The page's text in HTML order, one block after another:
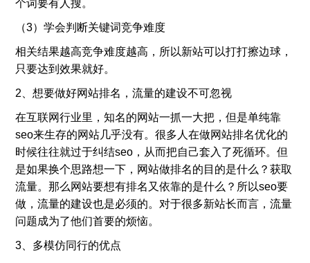
个词要有人搜。
（3）学会判断关键词竞争难度
相关结果越高竞争难度越高，所以新站可以打打擦边球，
只要达到效果就好。
2、想要做好网站排名，流量的建设不可忽视
在互联网行业里，知名的网站一抓一大把，但是单纯靠
seo来生存的网站几乎没有。很多人在做网站排名优化的
时候往往就过于纠结seo，从而把自己套入了死循环。但
是如果换个思路想一下，网站做排名的目的是什么？获取
流量。那么网站要想有排名又依靠的是什么？所以seo要
做，流量的建设也是必须的。对于很多新站长而言，流量
问题成为了他们首要的烦恼。
3、多模仿同行的优点